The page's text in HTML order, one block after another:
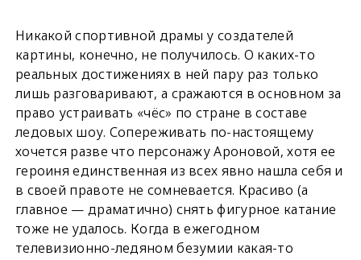
Никакой спортивной драмы у создателей
картины, конечно, не получилось. О каких-то
реальных достижениях в ней пару раз только
лишь разговаривают, а сражаются в основном за
право устраивать «чёс» по стране в составе
ледовых шоу. Сопереживать по-настоящему
хочется разве что персонажу Ароновой, хотя ее
героиня единственная из всех явно нашла себя и
в своей правоте не сомневается. Красиво (а
главное — драматично) снять фигурное катание
тоже не удалось. Когда в ежегодном
телевизионно-ледяном безумии какая-то